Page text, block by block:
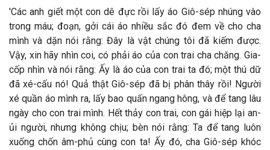
'Các anh giết một con dê đực rồi lấy áo Giô-sép nhúng vào
trong máu; đoạn, gởi cái áo nhiều sắc đó đem về cho cha
mình và dặn nói rằng: Đây là vật chúng tôi đã kiếm được.
Vậy, xin hãy nhìn coi, có phải áo của con trai cha chăng. Gia-
cốp nhìn và nói rằng: Ấy là áo của con trai ta đó; một thú dữ
đã xé-cấu nó! Quả thật Giô-sép đã bị phân thây rồi! Người
xé quần áo mình ra, lấy bao quấn ngang hông, và để tang lâu
ngày cho con trai mình. Hết thảy con trai, con gái hiệp lại an-
ủi người, nhưng không chịu; bèn nói rằng: Ta để tang luôn
xuống chốn âm-phủ cùng con ta! Ấy đó, cha Giô-sép khóc